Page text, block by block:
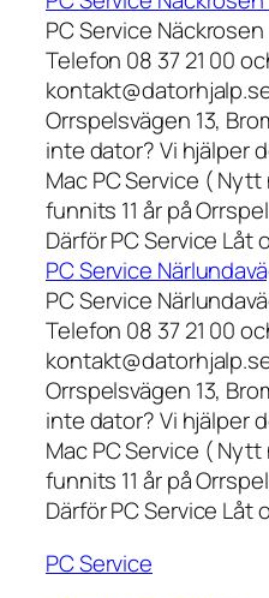
PC Service
Telefon 08 37 21 00
Orrspelsvägen 13,
inte dator? Vi hjälper
Mac PC Service (
funnits 11 år på
Därför PC Service Låt
PC Service
PC Service
Telefon 08 37 21 00
Orrspelsvägen 13,
inte dator? Vi hjälper
Mac PC Service (
funnits 11 år på
Därför PC Service Låt
PC Service